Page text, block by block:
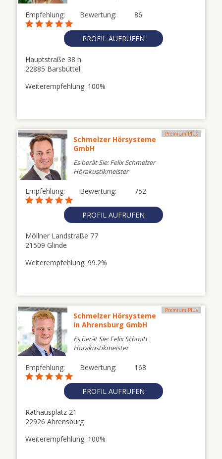
Empfehlung: 86
Bewertung:
PROFIL AUFRUFEN
Hauptstraße 38 h
22885 Barsbüttel
Weiterempfehlung: 100%
Premium Plus
Schmelzer Hörsysteme
GmbH
Es berät Sie: Felix Schmelzer
Hörakustikmeister
Empfehlung: 752
Bewertung:
PROFIL AUFRUFEN
Möllner Landstraße 77
21509 Glinde
Weiterempfehlung: 99.2%
Premium Plus
Schmelzer Hörsysteme
in Ahrensburg GmbH
Es berät Sie: Felix Schmitt
Hörakustikmeister
Empfehlung: 168
Bewertung:
PROFIL AUFRUFEN
Rathausplatz 21
22926 Ahrensburg
Weiterempfehlung: 100%